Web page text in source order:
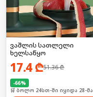
ვაშლის სათლელი
ხელსაწყო
17.4₾51.36₾
-66%
🛒 ბოლო 24სთ-ში იყიდა 28-მა